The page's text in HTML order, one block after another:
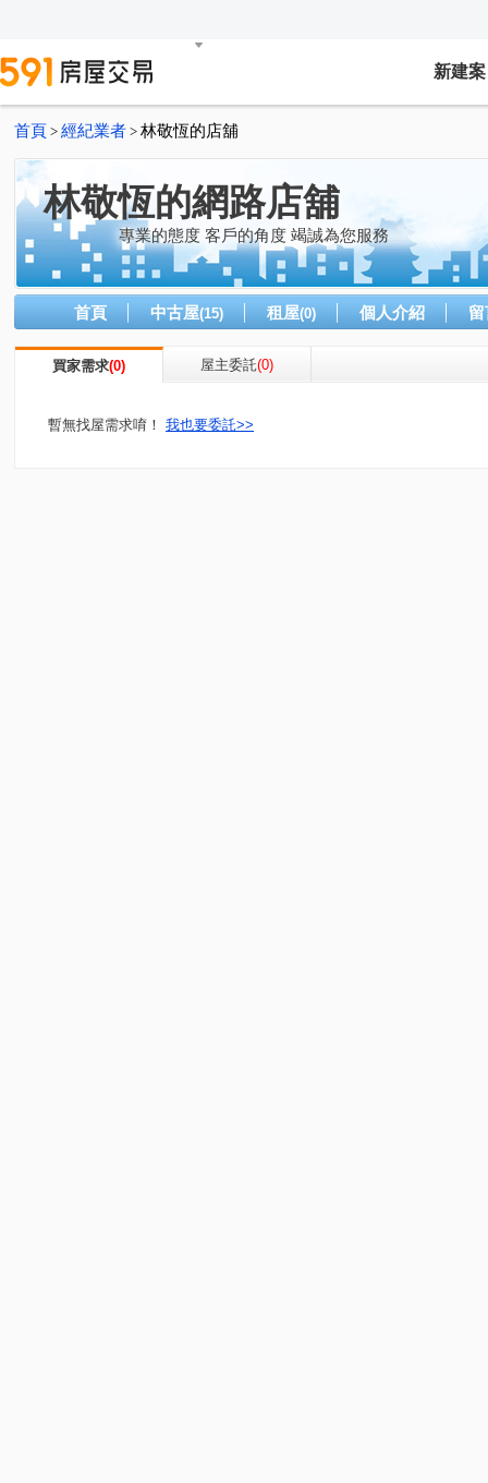
新建案
首頁 > 經紀業者 > 林敬恆的店舖
林敬恆的網路店舖
專業的態度 客戶的角度 竭誠為您服務
首頁 中古屋(15) 租屋(0) 個人介紹
買家需求(0) 屋主委託(0)
暫無找屋需求唷！ 我也要委託>>